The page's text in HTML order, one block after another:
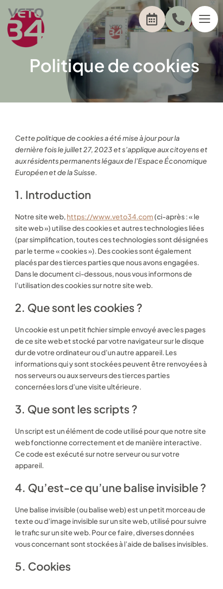
Passer
contenu
Politique de cookies
Cette politique de cookies a été mise à jour pour la
dernière fois le juillet 27, 2023 et s’applique aux citoyens et
aux résidents permanents légaux de l’Espace Économique
Européen et de la Suisse.
1. Introduction
Notre site web, https://www.veto34.com(ci-après : « le
site web ») utilise des cookies et autres technologies liées
(par simplification, toutes ces technologies sont désignées
par le terme « cookies »). Des cookies sont également
placés par des tierces parties que nous avons engagées.
Dans le document ci-dessous, nous vous informons de
l’utilisation des cookies sur notre site web.
2. Que sont les cookies ?
Un cookie est un petit fichier simple envoyé avec les pages
de ce site web et stocké par votre navigateur sur le disque
dur de votre ordinateur ou d’un autre appareil. Les
informations qui y sont stockées peuvent être renvoyées à
nos serveurs ou aux serveurs des tierces parties
concernées lors d’une visite ultérieure.
3. Que sont les scripts ?
Un script est un élément de code utilisé pour que notre site
web fonctionne correctement et de manière interactive.
Ce code est exécuté sur notre serveur ou sur votre
appareil.
4. Qu’est-ce qu’une balise invisible ?
Une balise invisible (ou balise web) est un petit morceau de
texte ou d’image invisible sur un site web, utilisé pour suivre
le trafic sur un site web. Pour ce faire, diverses données
vous concernant sont stockées à l’aide de balises invisibles.
5. Cookies